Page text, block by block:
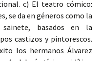
c) El teatro cómico:
se da en géneros como la
basados en la
castizos y pintorescos.
los hermanos Álvarez